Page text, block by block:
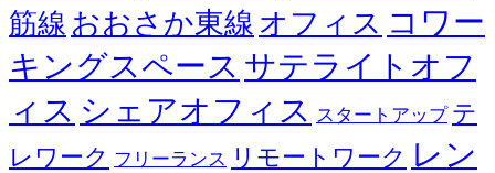
筋線 おおさか東線 オフィス コワー
キングスペース サテライトオフ
ィス シェアオフィス スタートアップ テ
レワーク フリーランス リモートワーク レン